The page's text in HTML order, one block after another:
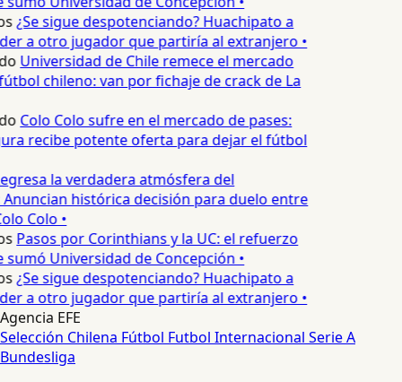
¿Se sigue despotenciando? Huachipato a
a otro jugador que partiría al extranjero •
Universidad de Chile remece el mercado
chileno: van por fichaje de crack de La
Colo Colo sufre en el mercado de pases:
recibe potente oferta para dejar el fútbol
la verdadera atmósfera del
histórica decisión para duelo entre
Colo •
Pasos por Corinthians y la UC: el refuerzo
Universidad de Concepción •
¿Se sigue despotenciando? Huachipato a
a otro jugador que partiría al extranjero •
Agencia EFE
Selección Chilena Fútbol Futbol Internacional Serie A
Bundesliga